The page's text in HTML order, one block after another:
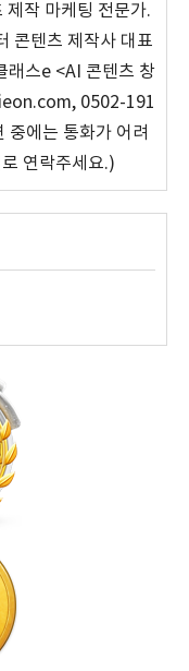
제작 마케팅 전문가.
콘텐츠 제작사 대표
래스e <AI 콘텐츠 창
0502-191
중에는 통화가 어려
연락주세요.)